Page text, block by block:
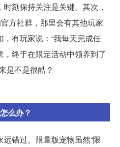
刻保持关注是关键。其次，
方社群，那里会有其他玩家
有玩家说：“我每天完成任
终于在限定活动中领养到了
是不是很酷？
么办？
错过。限量版宠物虽然“限